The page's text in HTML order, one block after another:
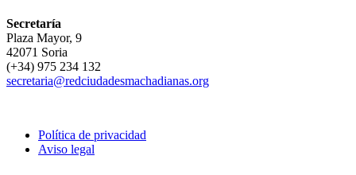
Secretaría
Plaza Mayor, 9
42071 Soria
(+34) 975 234 132
secretaria@redciudadesmachadianas.org
Política de privacidad
Aviso legal